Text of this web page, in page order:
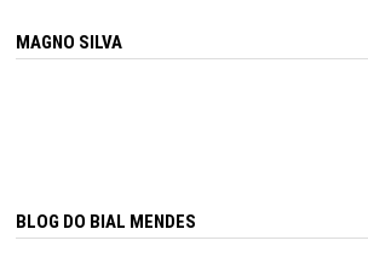
MAGNO SILVA
BLOG DO BIAL MENDES